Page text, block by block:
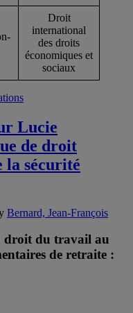
Droit
international
des droits
économiques et
sociaux
Lucie
de droit
la sécurité
Bernard, Jean-François
droit du travail au
de retraite :